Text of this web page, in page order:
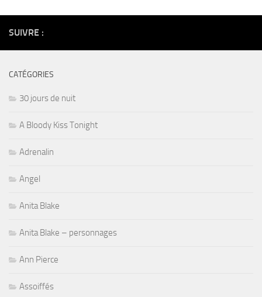
SUIVRE :
CATÉGORIES
30 jours de nuit
A Bloody Kiss Tonight
Adrenalin
Angel
Anita Blake
Anita Blake – personnages
Ann Pierce
Assoiffés